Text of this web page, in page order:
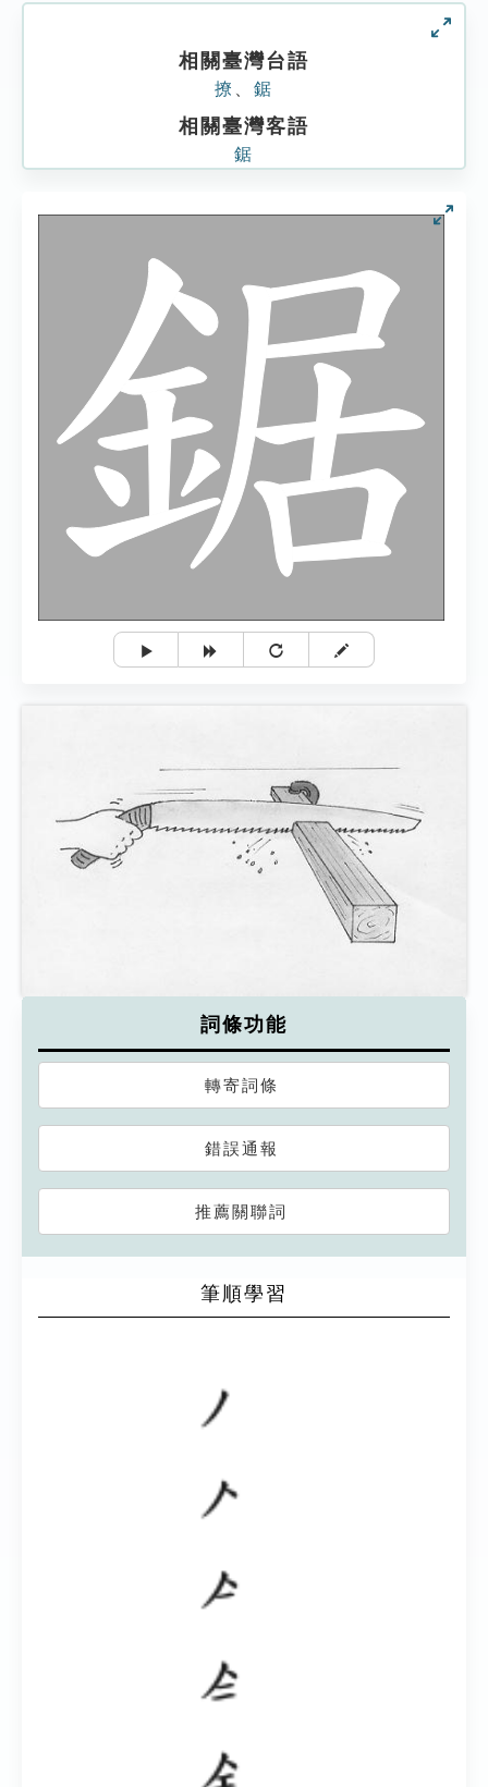
相關臺灣台語
撩 鋸
相關臺灣客語
鋸
詞條功能
轉寄詞條
錯誤通報
推薦關聯詞
筆順學習